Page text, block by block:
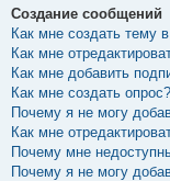
Создание сообщений
Как мне создать тему
Как мне
Как мне добавить
Как мне создать опрос?
Почему я не могу
Как мне
Почему мне
Почему я не могу